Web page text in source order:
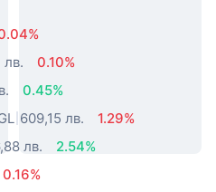
0.10%
0.45%
609,15 лв.
1.29%
лв.
2.54%
0.16%